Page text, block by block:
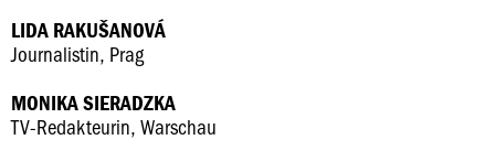
LIDA RAKUŠANOVÁ
Journalistin, Prag
MONIKA SIERADZKA
TV-Redakteurin, Warschau